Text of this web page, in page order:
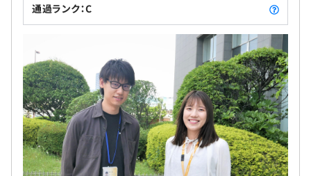
■エンジニア／30歳
2022年4月入社に異業種からの転職。
3カ月の社内研修を経て、2022年7月～2023年4月末まで
は情報通信業で製造工程を主に担当し、業務系システムの
開発に携わる。
オンプレからクラウドリフトへの移行を経験し、最新の技
術についても触れることができ、客先からの評価もよく、
吸収力のあるエンジニアへと成長している。
2023年5月より社内受託の案件に参画し、先輩のエンジニ
アの基本設計や製造などを見ながら、より上流のステップ
通過ランク：C